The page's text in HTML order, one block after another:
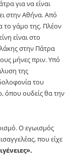
για να είναι
στην Αθήνα. Από
το γάμο της. Πλέον
είναι στο
στην Πάτρα
μήνες πριν. Υπό
της
του
όπου ουδείς θα την
Ο εγωισμός
που είχε